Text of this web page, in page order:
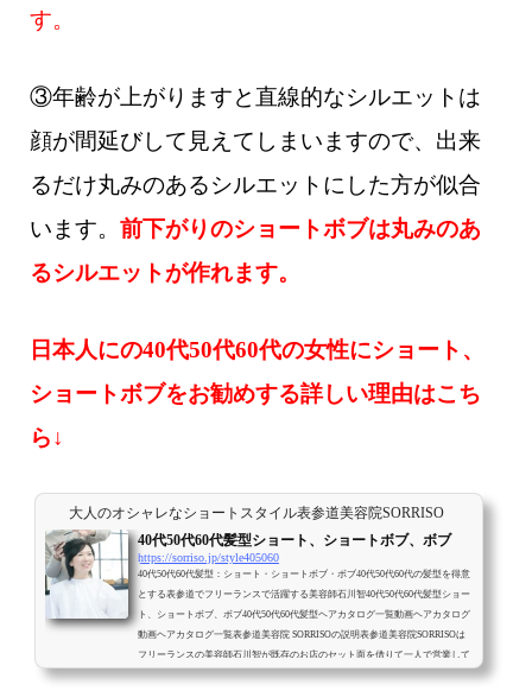
す。
③年齢が上がりますと直線的なシルエットは
顔が間延びして見えてしまいますので、出来
るだけ丸みのあるシルエットにした方が似合
います。 前下がりのショートボブは丸みのあ
るシルエットが作れます。
日本人にの40代50代60代の女性にショート、
ショートボブをお勧めする詳しい理由はこち
ら↓
大人のオシャレなショートスタイル表参道美容院SORRISO
40代50代60代髪型ショート、ショートボブ、ボブ
https://sorriso.jp/style405060
40代50代60代髪型：ショート・ショートボブ・ボブ40代50代60代の髪型を得意
とする表参道でフリーランスで活躍する美容師石川智40代50代60代髪型ショー
ト、ショートボブ、ボブ40代50代60代髪型ヘアカタログ一覧動画ヘアカタログ
動画ヘアカタログ一覧表参道美容院 SORRISOの説明表参道美容院SORRISOは
フリーランスの美容師石川智が既存のお店のセット面を借りて一人で営業して
いる美容院です。最初から最後まで美容師石川智が一人で対応させて頂きま